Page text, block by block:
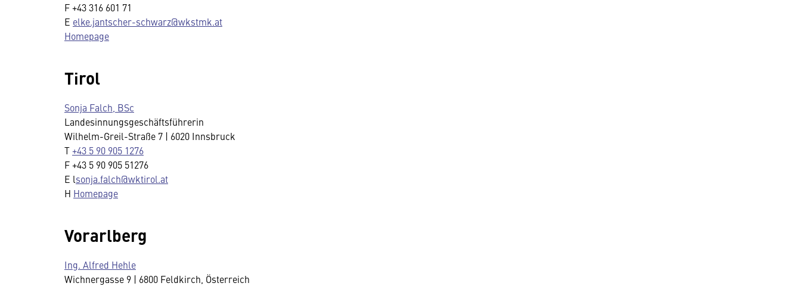
F +43 316 601 71
E elke.jantscher-schwarz@wkstmk.at
Homepage
Tirol
Sonja Falch, BSc
Landesinnungsgeschäftsführerin
Wilhelm-Greil-Straße 7 | 6020 Innsbruck
T+43 5 90 905 1276
F +43 5 90 905 51276
E lsonja.falch@wktirol.at
H Homepage
Vorarlberg
Ing. Alfred Hehle
Wichnergasse 9 | 6800 Feldkirch, Österreich